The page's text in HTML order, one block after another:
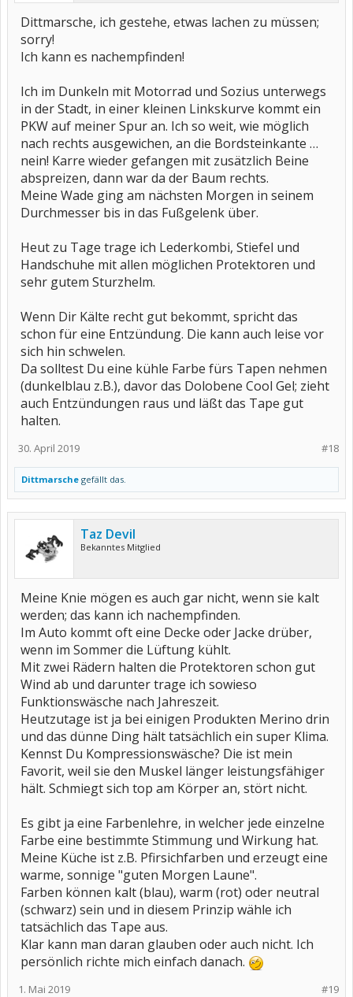
Dittmarsche, ich gestehe, etwas lachen zu müssen;
sorry!
Ich kann es nachempfinden!
Ich im Dunkeln mit Motorrad und Sozius unterwegs
in der Stadt, in einer kleinen Linkskurve kommt ein
PKW auf meiner Spur an. Ich so weit, wie möglich
nach rechts ausgewichen, an die Bordsteinkante …
nein! Karre wieder gefangen mit zusätzlich Beine
abspreizen, dann war da der Baum rechts.
Meine Wade ging am nächsten Morgen in seinem
Durchmesser bis in das Fußgelenk über.
Heut zu Tage trage ich Lederkombi, Stiefel und
Handschuhe mit allen möglichen Protektoren und
sehr gutem Sturzhelm.
Wenn Dir Kälte recht gut bekommt, spricht das
schon für eine Entzündung. Die kann auch leise vor
sich hin schwelen.
Da solltest Du eine kühle Farbe fürs Tapen nehmen
(dunkelblau z.B.), davor das Dolobene Cool Gel; zieht
auch Entzündungen raus und läßt das Tape gut
halten.
#18
30. April 2019
Dittmarsche gefällt das.
Taz Devil
Bekanntes Mitglied
Meine Knie mögen es auch gar nicht, wenn sie kalt
werden; das kann ich nachempfinden.
Im Auto kommt oft eine Decke oder Jacke drüber,
wenn im Sommer die Lüftung kühlt.
Mit zwei Rädern halten die Protektoren schon gut
Wind ab und darunter trage ich sowieso
Funktionswäsche nach Jahreszeit.
Heutzutage ist ja bei einigen Produkten Merino drin
und das dünne Ding hält tatsächlich ein super Klima.
Kennst Du Kompressionswäsche? Die ist mein
Favorit, weil sie den Muskel länger leistungsfähiger
hält. Schmiegt sich top am Körper an, stört nicht.
Es gibt ja eine Farbenlehre, in welcher jede einzelne
Farbe eine bestimmte Stimmung und Wirkung hat.
Meine Küche ist z.B. Pfirsichfarben und erzeugt eine
warme, sonnige "guten Morgen Laune".
Farben können kalt (blau), warm (rot) oder neutral
(schwarz) sein und in diesem Prinzip wähle ich
tatsächlich das Tape aus.
Klar kann man daran glauben oder auch nicht. Ich
persönlich richte mich einfach danach.
#19
1. Mai 2019